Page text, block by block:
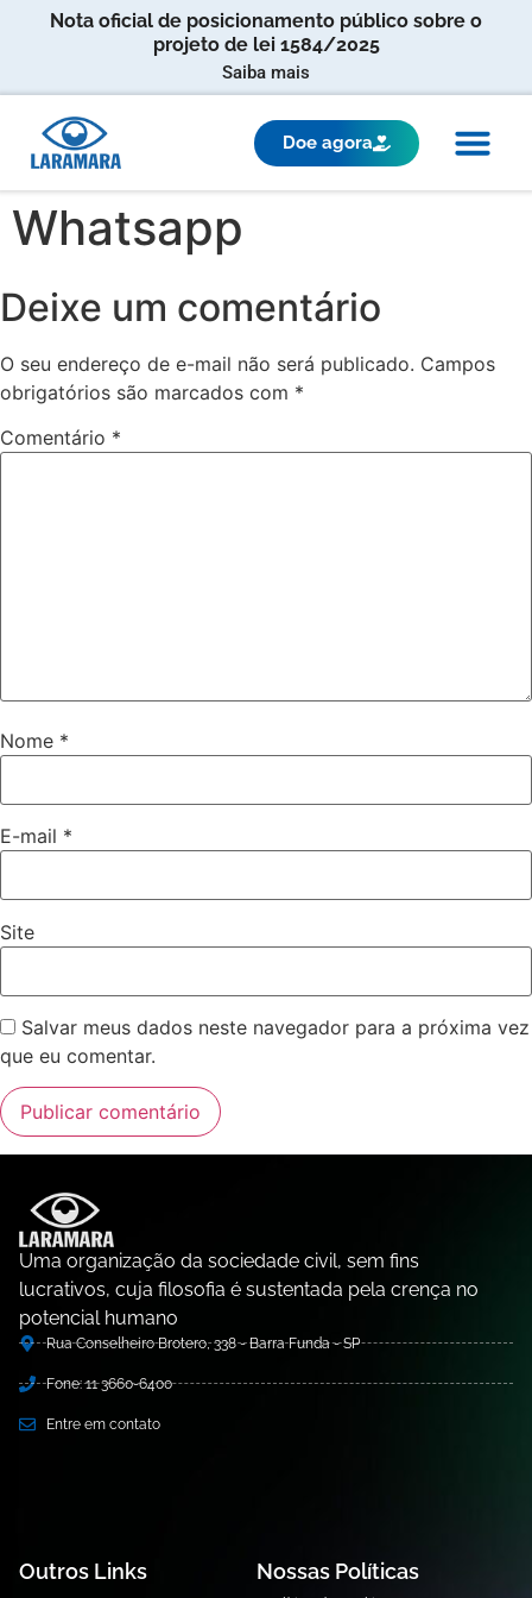
Nota oficial de posicionamento público sobre o
projeto de lei 1584/2025
Saiba mais
Doe agora
Whatsapp
Deixe um comentário
O seu endereço de e-mail não será publicado. Campos
obrigatórios são marcados com *
Comentário *
Nome *
E-mail *
Site
Salvar meus dados neste navegador para a próxima vez
que eu comentar.
Uma organização da sociedade civil, sem fins
lucrativos, cuja filosofia é sustentada pela crença no
potencial humano
Rua Conselheiro Brotero, 338 - Barra Funda - SP
Fone: 11 3660-6400
Entre em contato
Outros Links Nossas Políticas